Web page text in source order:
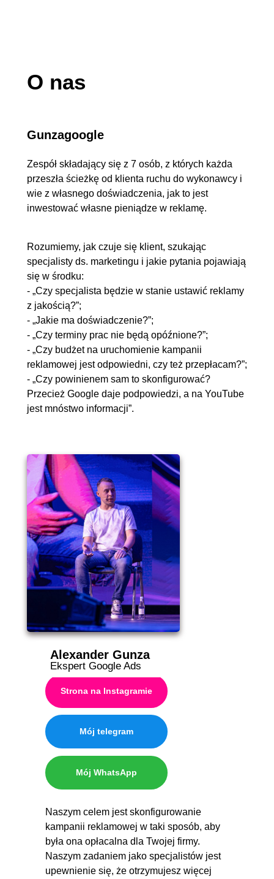
O nas
Gunzagoogle
Zespół składający się z 7 osób, z których każda
przeszła ścieżkę od klienta ruchu do wykonawcy i
wie z własnego doświadczenia, jak to jest
inwestować własne pieniądze w reklamę.
Rozumiemy, jak czuje się klient, szukając
specjalisty ds. marketingu i jakie pytania pojawiają
się w środku:
- „Czy specjalista będzie w stanie ustawić reklamy
z jakością?”;
- „Jakie ma doświadczenie?”;
- „Czy terminy prac nie będą opóźnione?”;
- „Czy budżet na uruchomienie kampanii
reklamowej jest odpowiedni, czy też przepłacam?”;
- „Czy powinienem sam to skonfigurować?
Przecież Google daje podpowiedzi, a na YouTube
jest mnóstwo informacji”.
Naszym celem jest skonfigurowanie
kampanii reklamowej w taki sposób, aby
była ona opłacalna dla Twojej firmy.
Naszym zadaniem jako specjalistów jest
upewnienie się, że otrzymujesz więcej
Strona na Instagramie
Alexander Gunza
Ekspert Google Ads
Mój WhatsApp
Mój telegram